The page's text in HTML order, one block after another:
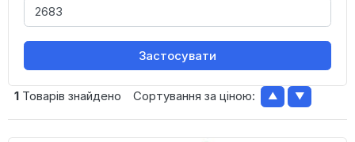
Застосувати
1Товарів знайдено Сортування за ціною: ▲ ▼